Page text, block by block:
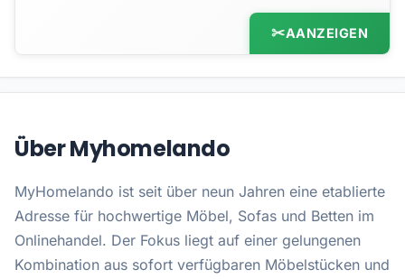
AANZEIGEN
Über Myhomelando
MyHomelando ist seit über neun Jahren eine etablierte
Adresse für hochwertige Möbel, Sofas und Betten im
Onlinehandel. Der Fokus liegt auf einer gelungenen
Kombination aus sofort verfügbaren Möbelstücken und